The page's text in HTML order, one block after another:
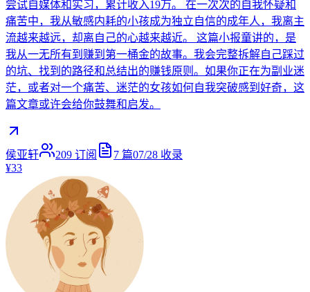
尝试自媒体和实习，累计收入19万。 在一次次的自我怀疑和
痛苦中，我从敏感内耗的小孩成为独立自信的成年人，我离主
流越来越远，却离自己的心越来越近。 这篇小报童讲的，是
我从一无所有到赚到第一桶金的故事。我会完整拆解自己踩过
的坑、找到的路径和总结出的赚钱原则。如果你正在为副业迷
茫，或者对一个痛苦、迷茫的女孩如何自我突破感到好奇，这
篇文章或许会给你鼓舞和启发。
侯亚轩 209 订阅 7 篇07/28 收录
¥33